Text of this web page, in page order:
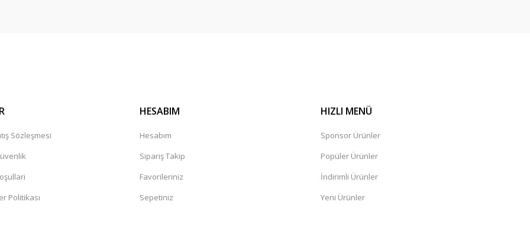
Sözleşmesi
Politikası
HESABIM
Hesabım
Sipariş Takip
Favorileriniz
Sepetiniz
HIZLI MENÜ
Sponsor Ürünler
Popüler Ürünler
İndirimli Ürünler
Yeni Ürünler